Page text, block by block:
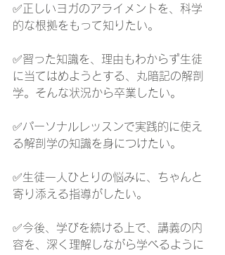
✅正しいヨガのアライメントを、科学
的な根拠をもって知りたい。
✅習った知識を、理由もわからず生徒
に当てはめようとする、丸暗記の解剖
学。そんな状況から卒業したい。
✅パーソナルレッスンで実践的に使え
る解剖学の知識を身につけたい。
✅生徒一人ひとりの悩みに、ちゃんと
寄り添える指導がしたい。
✅今後、学びを続ける上で、講義の内
容を、深く理解しながら学べるように